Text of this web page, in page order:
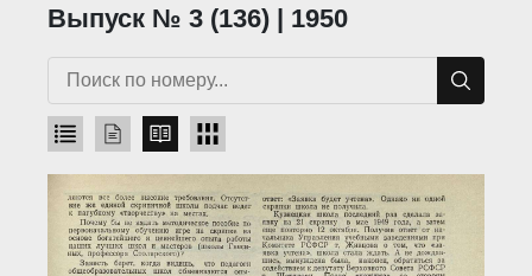
Выпуск № 3 (136) | 1950